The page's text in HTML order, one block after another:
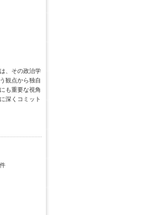
、その政治学
観点から独自
も重要な視角
深くコミット